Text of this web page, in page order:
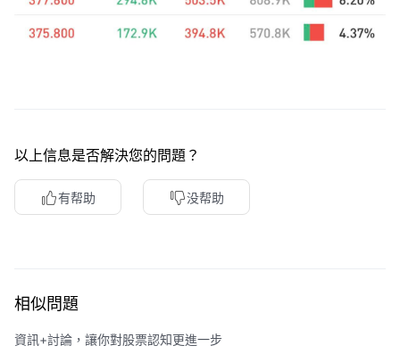
以上信息是否解決您的問題？
有帮助 没帮助
相似問題
資訊+討論，讓你對股票認知更進一步